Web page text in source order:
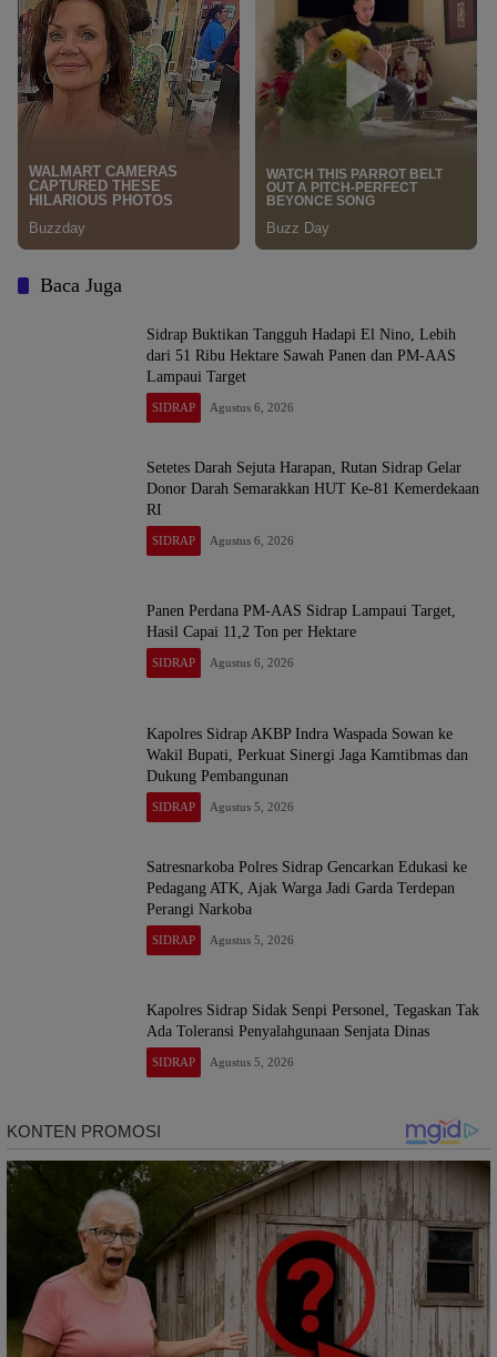
Baca Juga
Sidrap Buktikan Tangguh Hadapi El Nino, Lebih
dari 51 Ribu Hektare Sawah Panen dan PM-AAS
Lampaui Target
SIDRAP Agustus 6, 2026
Setetes Darah Sejuta Harapan, Rutan Sidrap Gelar
Donor Darah Semarakkan HUT Ke-81 Kemerdekaan
RI
SIDRAP Agustus 6, 2026
Panen Perdana PM-AAS Sidrap Lampaui Target,
Hasil Capai 11,2 Ton per Hektare
SIDRAP Agustus 6, 2026
Kapolres Sidrap AKBP Indra Waspada Sowan ke
Wakil Bupati, Perkuat Sinergi Jaga Kamtibmas dan
Dukung Pembangunan
SIDRAP Agustus 5, 2026
Satresnarkoba Polres Sidrap Gencarkan Edukasi ke
Pedagang ATK, Ajak Warga Jadi Garda Terdepan
Perangi Narkoba
SIDRAP Agustus 5, 2026
Kapolres Sidrap Sidak Senpi Personel, Tegaskan Tak
Ada Toleransi Penyalahgunaan Senjata Dinas
SIDRAP Agustus 5, 2026